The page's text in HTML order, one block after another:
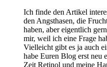
Ich finde den Artikel
den Angsthasen, die
haben, aber eigentlich
mir, weil ich eine Frage
Vielleicht gibt es ja auch
habe Euren Blog erst neu
Zeit Retinol und meine